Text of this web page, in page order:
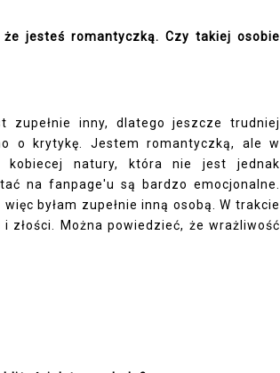
jesteś romantyczką. Czy takiej osobie
zupełnie inny, dlatego jeszcze trudniej
o krytykę. Jestem romantyczką, ale w
kobiecej natury, która nie jest jednak
na fanpage'u są bardzo emocjonalne.
byłam zupełnie inną osobą. W trakcie
złości. Można powiedzieć, że wrażliwość